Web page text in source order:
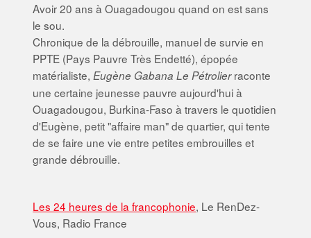
Avoir 20 ans à Ouagadougou quand on est sans
le sou.
Chronique de la débrouille, manuel de survie en
PPTE (Pays Pauvre Très Endetté), épopée
matérialiste, Eugène Gabana Le Pétrolierraconte
une certaine jeunesse pauvre aujourd'hui à
Ouagadougou, Burkina-Faso à travers le quotidien
d'Eugène, petit "affaire man" de quartier, qui tente
de se faire une vie entre petites embrouilles et
grande débrouille.
Les 24 heures de la francophonie, Le RenDez-
Vous, Radio France